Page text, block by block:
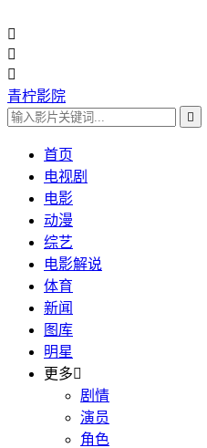



青柠影院

首页
电视剧
电影
动漫
综艺
电影解说
体育
新闻
图库
明星
更多
剧情
演员
角色